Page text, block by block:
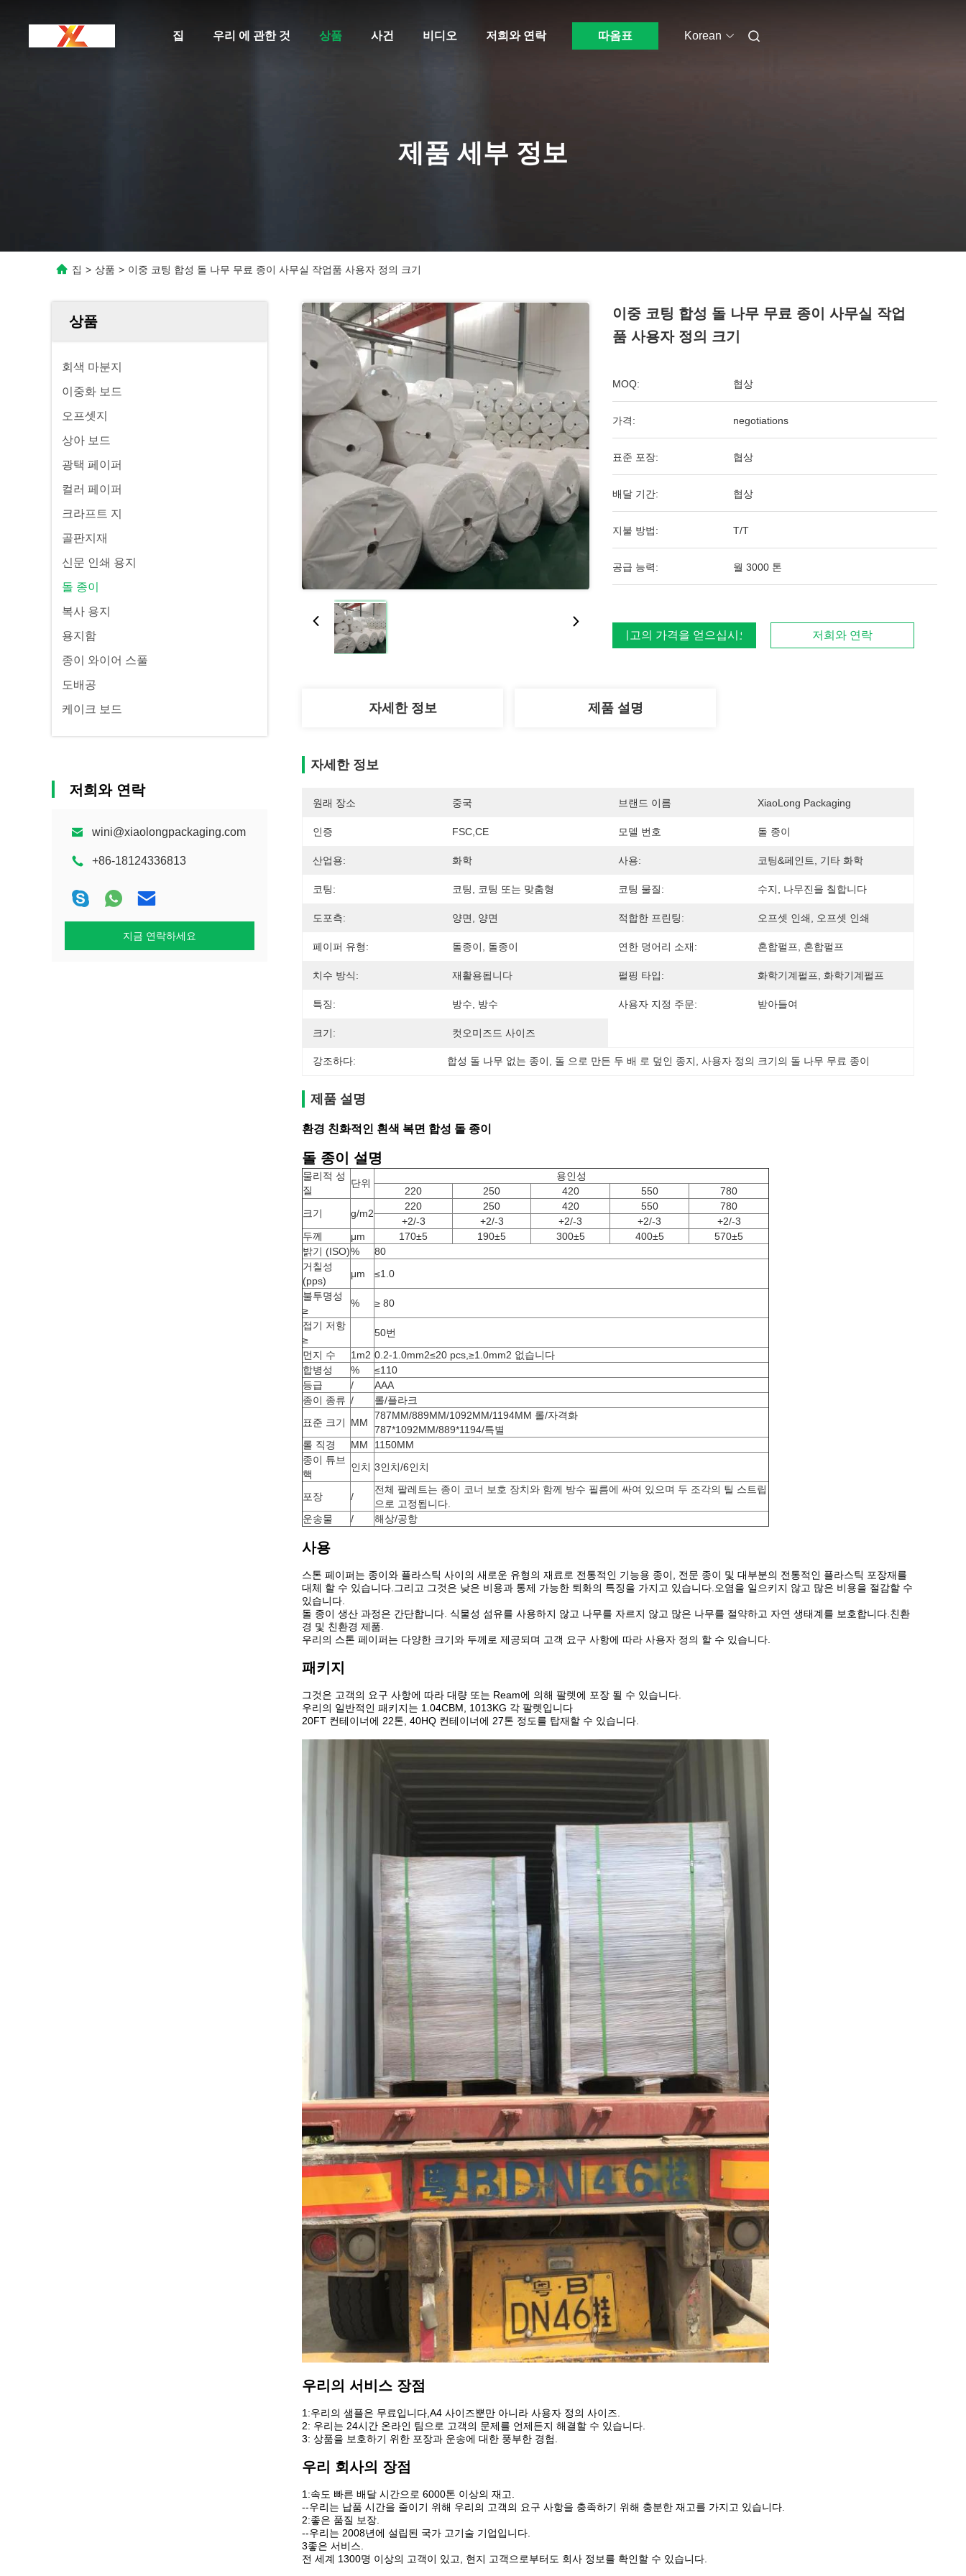
집 우리 에 관한 것 상품 사건 비디오 저희와 연락 따옴표 Korean
제품 세부 정보
집 > 상품 > 이중 코팅 합성 돌 나무 무료 종이 사무실 작업품 사용자 정의 크기
상품
회색 마분지
이중화 보드
오프셋지
상아 보드
광택 페이퍼
컬러 페이퍼
크라프트 지
골판지재
신문 인쇄 용지
돌 종이
복사 용지
용지함
종이 와이어 스풀
도배공
케이크 보드
저희와 연락
wini@xiaolongpackaging.com
+86-18124336813
지금 연락하세요
이중 코팅 합성 돌 나무 무료 종이 사무실 작업
품 사용자 정의 크기
MOQ: 협상
가격: negotiations
표준 포장: 협상
배달 기간: 협상
지불 방법: T/T
공급 능력: 월 3000 톤
최고의 가격을 얻으십시오 저희와 연락
자세한 정보 제품 설명
자세한 정보
원래 장소 중국 브랜드 이름 XiaoLong Packaging
인증 FSC,CE 모델 번호 돌 종이
산업용: 화학 사용: 코팅&페인트, 기타 화학
코팅: 코팅, 코팅 또는 맞춤형 코팅 물질: 수지, 나무진을 칠합니다
도포측: 양면, 양면 적합한 프린팅: 오프셋 인쇄, 오프셋 인쇄
페이퍼 유형: 돌종이, 돌종이 연한 덩어리 소재: 혼합펄프, 혼합펄프
치수 방식: 재활용됩니다 펄핑 타입: 화학기계펄프, 화학기계펄프
특징: 방수, 방수 사용자 지정 주문: 받아들여
크기: 컷오미즈드 사이즈
강조하다: 합성 돌 나무 없는 종이 돌 으로 만든 두 배 로 덮인 종지 , 사용자 정의 크기의 돌 나무 무료 종이
제품 설명
환경 친화적인 흰색 복면 합성 돌 종이
돌 종이 설명
물리적 성
질
단위
용인성
220
250 420 550
780
크기
g/m2
220 250 420 550
780
+2/-3
+2/-3 +2/-3 +2/-3
+2/-3
두께
μm 170±5 190±5 300±5 400±5
570±5
밝기 (ISO)%
80
거칠성
(pps)
μm
≤1.0
불투명성
≥
%
≥ 80
접기 저항
≥
50번
먼지 수
1m2 0.2-1.0mm2≤20 pcs,≥1.0mm2 없습니다
합병성
%
≤110
등급
/
AAA
종이 종류 /
롤/플라크
표준 크기
MM
787MM/889MM/1092MM/1194MM 롤/자격화
787*1092MM/889*1194/특별
롤 직경
MM
1150MM
종이 튜브
핵
인치 3인치/6인치
포장 /
전체 팔레트는 종이 코너 보호 장치와 함께 방수 필름에 싸여 있으며 두 조각의 틸 스트립
으로 고정됩니다.
운송물
/ 해상/공항
사용
스톤 페이퍼는 종이와 플라스틱 사이의 새로운 유형의 재료로 전통적인 기능용 종이, 전문 종이 및 대부분의 전통적인 플라스틱 포장재를
대체 할 수 있습니다.그리고 그것은 낮은 비용과 통제 가능한 퇴화의 특징을 가지고 있습니다.오염을 일으키지 않고 많은 비용을 절감할 수
있습니다.
돌 종이 생산 과정은 간단합니다. 식물성 섬유를 사용하지 않고 나무를 자르지 않고 많은 나무를 절약하고 자연 생태계를 보호합니다.친환
경 및 친환경 제품.
우리의 스톤 페이퍼는 다양한 크기와 두께로 제공되며 고객 요구 사항에 따라 사용자 정의 할 수 있습니다.
패키지
그것은 고객의 요구 사항에 따라 대량 또는 Ream에 의해 팔렛에 포장 될 수 있습니다.
우리의 일반적인 패키지는 1.04CBM, 1013KG 각 팔렛입니다
20FT 컨테이너에 22톤, 40HQ 컨테이너에 27톤 정도를 탑재할 수 있습니다.
우리의 서비스 장점
1:우리의 샘플은 무료입니다,A4 사이즈뿐만 아니라 사용자 정의 사이즈.
2: 우리는 24시간 온라인 팀으로 고객의 문제를 언제든지 해결할 수 있습니다.
3: 상품을 보호하기 위한 포장과 운송에 대한 풍부한 경험.
우리 회사의 장점
1:속도 빠른 배달 시간으로 6000톤 이상의 재고.
--우리는 납품 시간을 줄이기 위해 우리의 고객의 요구 사항을 충족하기 위해 충분한 재고를 가지고 있습니다.
2:좋은 품질 보장.
--우리는 2008년에 설립된 국가 고기술 기업입니다.
3좋은 서비스.
전 세계 1300명 이상의 고객이 있고, 현지 고객으로부터도 회사 정보를 확인할 수 있습니다.